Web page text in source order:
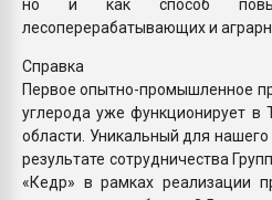
но и как способ
лесоперерабатывающих и
Справка
Первое опытно-промышленное
углерода уже функционирует в
области. Уникальный для
результате сотрудничества
«Кедр» в рамках реализации